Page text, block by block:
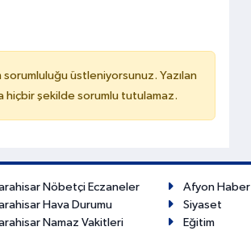
üstleniyorsunuz. Yazılan
hiçbir şekilde sorumlu tutulamaz.
Nöbetçi Eczaneler
Hava Durumu
Namaz Vakitleri
Afyon Haber
Siyaset
Eğitim